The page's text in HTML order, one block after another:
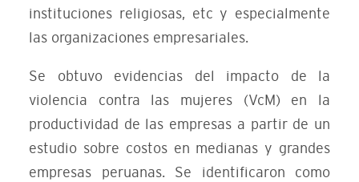
instituciones religiosas, etc y especialmente
las organizaciones empresariales.
Se obtuvo evidencias del impacto de la
violencia contra las mujeres (VcM) en la
productividad de las empresas a partir de un
estudio sobre costos en medianas y grandes
empresas peruanas. Se identificaron como